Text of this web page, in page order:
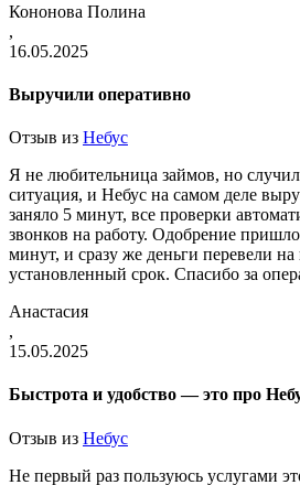
Кононова Полина
,
16.05.2025
Выручили оперативно
Отзыв из Небус
Я не любительница займов, но
ситуация, и Небус на самом деле
заняло 5 минут, все проверки
звонков на работу. Одобрение
минут, и сразу же деньги перевели на
установленный срок. Спасибо за
Анастасия
,
15.05.2025
Быстрота и удобство — это про
Отзыв из Небус
Не первый раз пользуюсь услугами